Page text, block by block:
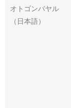
オトゴンバヤル
（日本語）